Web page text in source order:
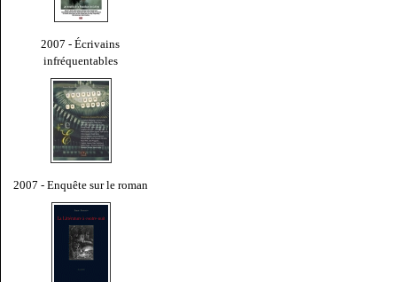
2007 - Écrivains
infréquentables
2007 - Enquête sur le roman